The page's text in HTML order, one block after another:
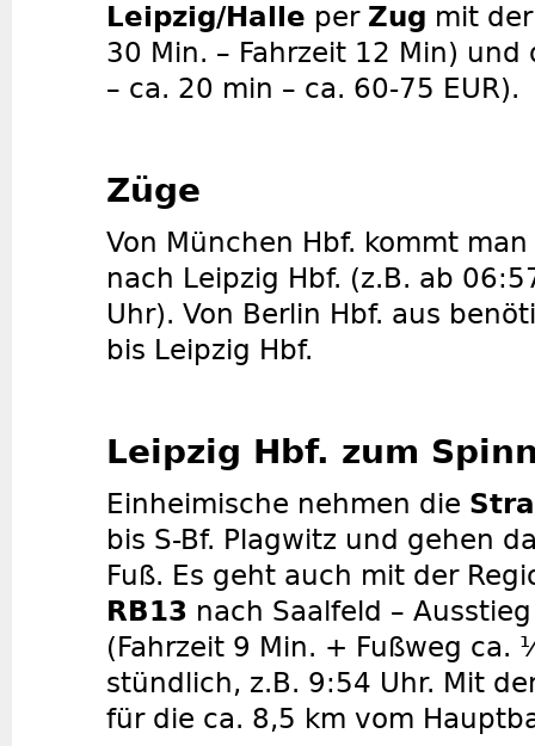
Leipzig/Halle per Zug mit
30 Min. – Fahrzeit 12 Min)
– ca. 20 min – ca. 60-75 EUR).
Züge
Von München Hbf. kommt
nach Leipzig Hbf. (z.B. ab
Uhr). Von Berlin Hbf. aus
bis Leipzig Hbf.
Leipzig Hbf. zum
Einheimische nehmen die
bis S-Bf. Plagwitz und gehen
Fuß. Es geht auch mit der
RB13 nach Saalfeld –
(Fahrzeit 9 Min. + Fußweg ca.
stündlich, z.B. 9:54 Uhr. Mit
für die ca. 8,5 km vom